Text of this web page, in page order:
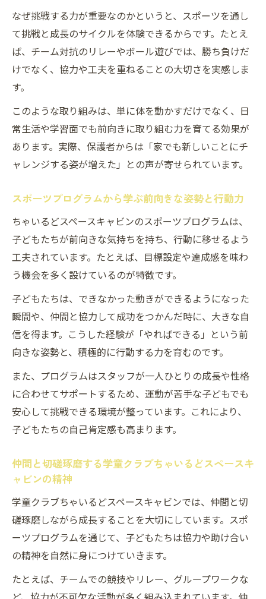
なぜ挑戦する力が重要なのかというと、スポーツを通し
て挑戦と成長のサイクルを体験できるからです。たとえ
ば、チーム対抗のリレーやボール遊びでは、勝ち負けだ
けでなく、協力や工夫を重ねることの大切さを実感しま
す。
このような取り組みは、単に体を動かすだけでなく、日
常生活や学習面でも前向きに取り組む力を育てる効果が
あります。実際、保護者からは「家でも新しいことにチ
ャレンジする姿が増えた」との声が寄せられています。
スポーツプログラムから学ぶ前向きな姿勢と行動力
ちゃいるどスペースキャビンのスポーツプログラムは、
子どもたちが前向きな気持ちを持ち、行動に移せるよう
工夫されています。たとえば、目標設定や達成感を味わ
う機会を多く設けているのが特徴です。
子どもたちは、できなかった動きができるようになった
瞬間や、仲間と協力して成功をつかんだ時に、大きな自
信を得ます。こうした経験が「やればできる」という前
向きな姿勢と、積極的に行動する力を育むのです。
また、プログラムはスタッフが一人ひとりの成長や性格
に合わせてサポートするため、運動が苦手な子どもでも
安心して挑戦できる環境が整っています。これにより、
子どもたちの自己肯定感も高まります。
仲間と切磋琢磨する学童クラブちゃいるどスペースキ
ャビンの精神
学童クラブちゃいるどスペースキャビンでは、仲間と切
磋琢磨しながら成長することを大切にしています。スポ
ーツプログラムを通じて、子どもたちは協力や助け合い
の精神を自然に身につけていきます。
たとえば、チームでの競技やリレー、グループワークな